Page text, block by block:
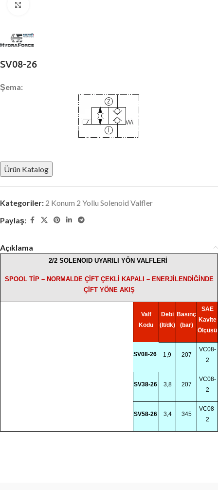
SV08-26
Şema:
Ürün Katalog
Kategoriler: 2 Konum 2 Yollu Solenoid Valfler
Paylaş:
Açıklama
2/2 SOLENOID UYARILI YÖN VALFLERİ
SPOOL TİP – NORMALDE ÇİFT ÇEKLİ KAPALI – ENERJİLENDİĞİNDE
ÇİFT YÖNE AKIŞ
Valf
Kodu
Debi
(lt/dk)
Basınç
(bar)
SAE
Kavite
Ölçüsü
SV08-26 1,9 207
VC08-
2
SV38-26 3,8 207
VC08-
2
SV58-26 3,4 345
VC08-
2